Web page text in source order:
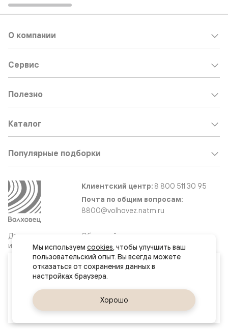
Ваш город
Обнинск
Двери
и интерьерные
решения
О компании
Сервис
Полезно
Каталог
Популярные подборки
Клиентский центр: 8 800 511 30 95
Почта по общим вопросам:
8800@volhovez.natm.ru
Обратный звонок
Сайт не является публичной офертой
Правовая информация
Мы используем cookies, чтобы улучшить ваш
пользовательский опыт. Вы всегда можете
отказаться от сохранения данных в
Хорошо